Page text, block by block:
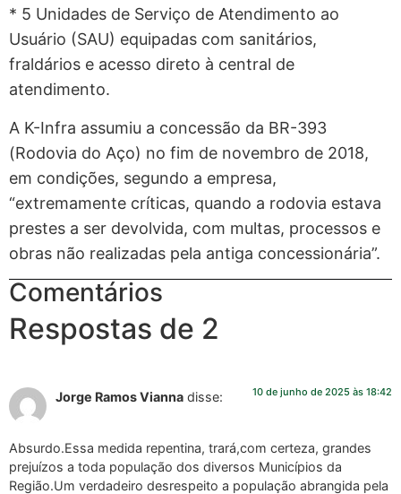
* 5 Unidades de Serviço de Atendimento ao
Usuário (SAU) equipadas com sanitários,
fraldários e acesso direto à central de
atendimento.
A K-Infra assumiu a concessão da BR-393
(Rodovia do Aço) no fim de novembro de 2018,
em condições, segundo a empresa,
“extremamente críticas, quando a rodovia estava
prestes a ser devolvida, com multas, processos e
obras não realizadas pela antiga concessionária”.
Comentários
Respostas de 2
Jorge Ramos Vianna disse: 10 de junho de 2025 às 18:42
Absurdo.Essa medida repentina, trará,com certeza, grandes
prejuízos a toda população dos diversos Municípios da
Região.Um verdadeiro desrespeito a população abrangida pela